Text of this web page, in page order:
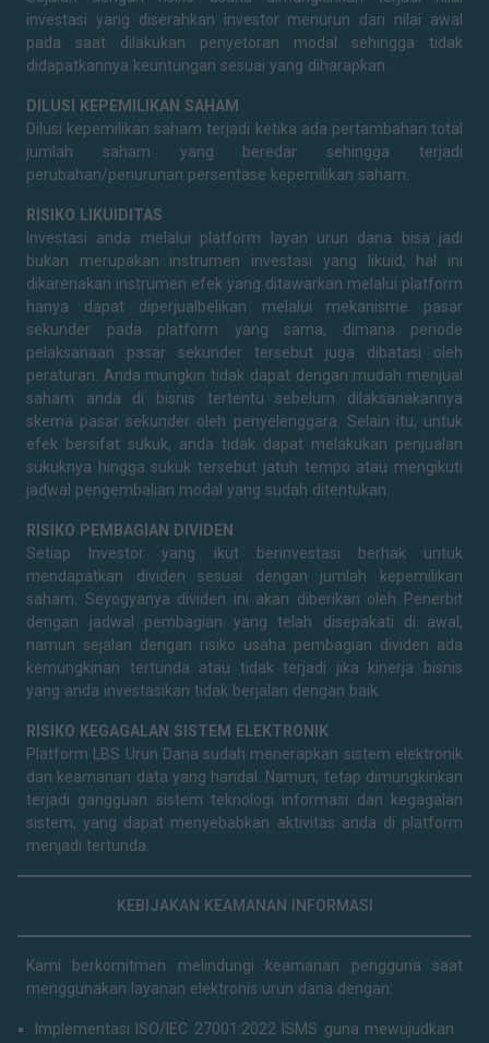
investasi yang diserahkan investor menurun dari nilai awal
pada saat dilakukan penyetoran modal sehingga tidak
didapatkannya keuntungan sesuai yang diharapkan.
DILUSI KEPEMILIKAN SAHAM
Dilusi kepemilikan saham terjadi ketika ada pertambahan total
jumlah saham yang beredar sehingga terjadi
perubahan/penurunan persentase kepemilikan saham.
RISIKO LIKUIDITAS
Investasi anda melalui platform layan urun dana bisa jadi
bukan merupakan instrumen investasi yang likuid, hal ini
dikarenakan instrumen efek yang ditawarkan melalui platform
hanya dapat diperjualbelikan melalui mekanisme pasar
sekunder pada platform yang sama, dimana periode
pelaksanaan pasar sekunder tersebut juga dibatasi oleh
peraturan. Anda mungkin tidak dapat dengan mudah menjual
saham anda di bisnis tertentu sebelum dilaksanakannya
skema pasar sekunder oleh penyelenggara. Selain itu, untuk
efek bersifat sukuk, anda tidak dapat melakukan penjualan
sukuknya hingga sukuk tersebut jatuh tempo atau mengikuti
jadwal pengembalian modal yang sudah ditentukan.
RISIKO PEMBAGIAN DIVIDEN
Setiap Investor yang ikut berinvestasi berhak untuk
mendapatkan dividen sesuai dengan jumlah kepemilikan
saham. Seyogyanya dividen ini akan diberikan oleh Penerbit
dengan jadwal pembagian yang telah disepakati di awal,
namun sejalan dengan risiko usaha pembagian dividen ada
kemungkinan tertunda atau tidak terjadi jika kinerja bisnis
yang anda investasikan tidak berjalan dengan baik.
RISIKO KEGAGALAN SISTEM ELEKTRONIK
Platform LBS Urun Dana sudah menerapkan sistem elektronik
dan keamanan data yang handal. Namun, tetap dimungkinkan
terjadi gangguan sistem teknologi informasi dan kegagalan
sistem, yang dapat menyebabkan aktivitas anda di platform
menjadi tertunda.
KEBIJAKAN KEAMANAN INFORMASI
Kami berkomitmen melindungi keamanan pengguna saat
menggunakan layanan elektronis urun dana dengan:
Implementasi ISO/IEC 27001:2022 ISMS guna mewujudkan